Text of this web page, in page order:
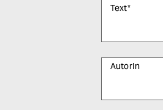
Text*
AutorIn